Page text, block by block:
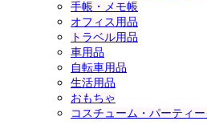
手帳・メモ帳
オフィス用品
トラベル用品
車用品
自転車用品
生活用品
おもちゃ
コスチューム・パーティ